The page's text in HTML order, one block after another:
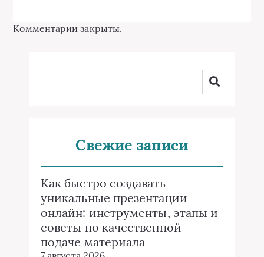
Комментарии закрыты.
Свежие записи
Как быстро создавать
уникальные презентации
онлайн: инструменты, этапы и
советы по качественной
подаче материала